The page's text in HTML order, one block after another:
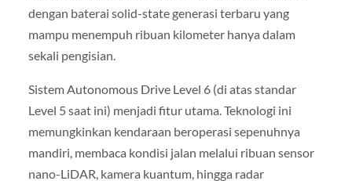
dengan baterai solid-state generasi terbaru yang
mampu menempuh ribuan kilometer hanya dalam
sekali pengisian.
Sistem Autonomous Drive Level 6 (di atas standar
Level 5 saat ini) menjadi fitur utama. Teknologi ini
memungkinkan kendaraan beroperasi sepenuhnya
mandiri, membaca kondisi jalan melalui ribuan sensor
nano-LiDAR, kamera kuantum, hingga radar